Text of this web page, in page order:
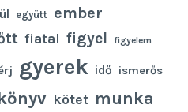
együtt ember
fiatal figyel figyelem
gyerek idő ismerős
kötet munka